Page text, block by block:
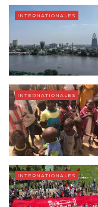
INTERNATIONALES
INTERNATIONALES
INTERNATIONALES